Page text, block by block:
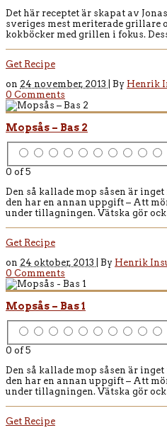
Det här receptet är skapat av
sveriges mest meriterade grillare
kokböcker med grillen i fokus.
Get Recipe
on 24 november, 2013 | By Henrik
0 Comments
Mopsås – Bas 2
0 of 5
Den så kallade mop såsen är
den har en annan uppgift – Att
under tillagningen. Vätska gör
Get Recipe
on 24 oktober, 2013 | By Henrik
0 Comments
Mopsås – Bas 1
0 of 5
Den så kallade mop såsen är
den har en annan uppgift – Att
under tillagningen. Vätska gör
Get Recipe